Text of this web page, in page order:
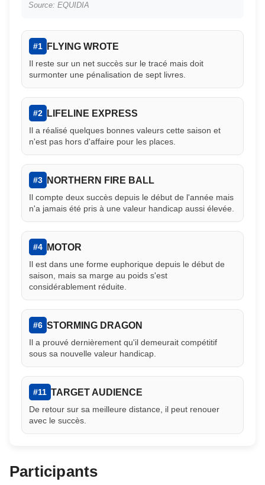
Source: EQUIDIA
#1 FLYING WROTE
Il reste sur un net succès sur le tracé mais doit
surmonter une pénalisation de sept livres.
#2 LIFELINE EXPRESS
Il a réalisé quelques bonnes valeurs cette saison et
n'est pas hors d'affaire pour les places.
#3 NORTHERN FIRE BALL
Il compte deux succès depuis le début de l'année mais
n'a jamais été pris à une valeur handicap aussi élevée.
#4 MOTOR
Il est dans une forme euphorique depuis le début de
saison, mais sa marge au poids s'est
considérablement réduite.
#6 STORMING DRAGON
Il a prouvé dernièrement qu'il demeurait compétitif
sous sa nouvelle valeur handicap.
#11 TARGET AUDIENCE
De retour sur sa meilleure distance, il peut renouer
avec le succès.
Participants